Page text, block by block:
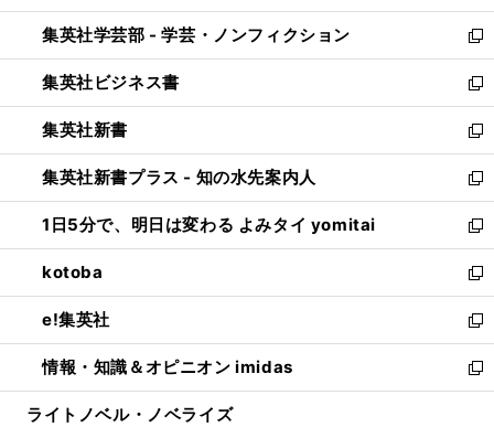
開
く
ウ
で
開
く
ン
ド
ウ
で
開
く
ウ
ィ
ン
ド
ウ
で
開
く
集英社学芸部 - 学芸・ノンフィクション
新
し
い
ウ
ィ
ン
ド
ウ
で
開
く
集英社ビジネス書
新
し
い
ウ
ィ
ン
ド
ウ
で
開
く
集英社新書
新
し
い
ウ
ィ
ン
ド
ウ
で
開
く
集英社新書プラス - 知の水先案内人
新
し
い
ウ
ィ
ン
ド
ウ
で
開
1日5分で、明日は変わる よみタイ yomitai
新
し
い
ウ
ィ
ン
ド
ウ
kotoba
新
し
い
ウ
ィ
ン
e!集英社
新
し
い
ウ
情報・知識＆オピニオン imidas
新
し
ライトノベル・ノベライズ